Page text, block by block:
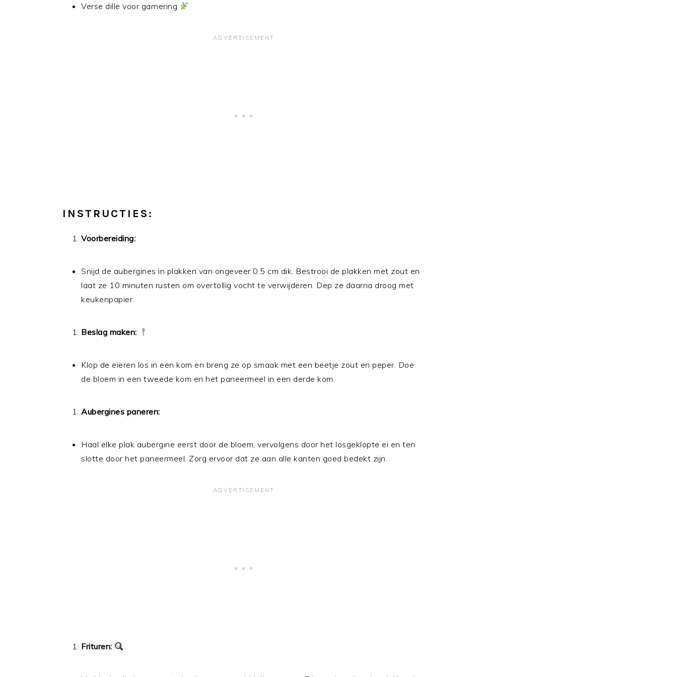
Verse dille voor garnering
INSTRUCTIES:
Voorbereiding:
Snijd de aubergines in plakken van ongeveer 0,5 cm dik. Bestrooi de plakken met zout en
laat ze 10 minuten rusten om overtollig vocht te verwijderen. Dep ze daarna droog met
keukenpapier.
Beslag maken:
Klop de eieren los in een kom en breng ze op smaak met een beetje zout en peper. Doe
de bloem in een tweede kom en het paneermeel in een derde kom.
Aubergines paneren:
Haal elke plak aubergine eerst door de bloem, vervolgens door het losgeklopte ei en ten
slotte door het paneermeel. Zorg ervoor dat ze aan alle kanten goed bedekt zijn.
Frituren: